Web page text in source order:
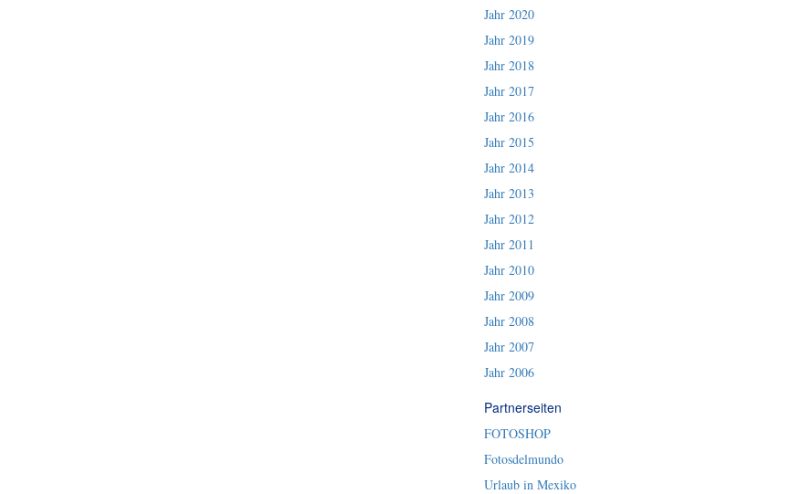
Jahr 2020
Jahr 2019
Jahr 2018
Jahr 2017
Jahr 2016
Jahr 2015
Jahr 2014
Jahr 2013
Jahr 2012
Jahr 2011
Jahr 2010
Jahr 2009
Jahr 2008
Jahr 2007
Jahr 2006
Partnerseiten
FOTOSHOP
Fotosdelmundo
Urlaub in Mexiko